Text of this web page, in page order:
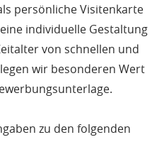
persönliche Visitenkarte
individuelle Gestaltung
von schnellen und
wir besonderen Wert
zu den folgenden